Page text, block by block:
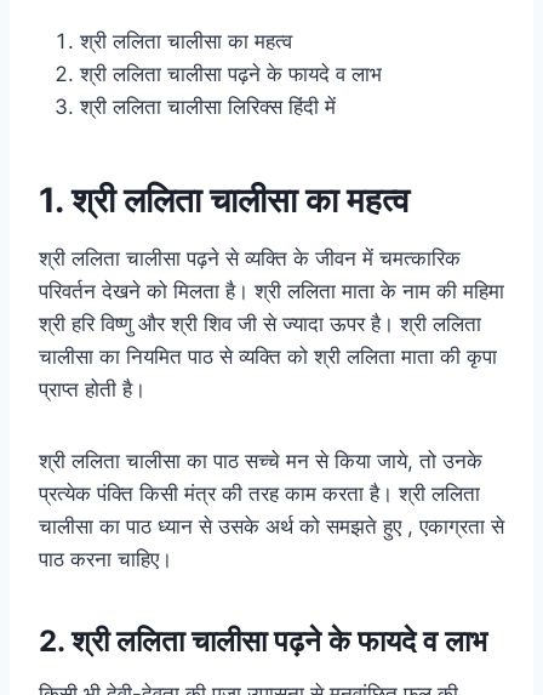
श्री ललिता चालीसा का महत्व
श्री ललिता चालीसा पढ़ने के फायदे व लाभ
श्री ललिता चालीसा लिरिक्स हिंदी में
1. श्री ललिता चालीसा का महत्व
श्री ललिता चालीसा पढ़ने से व्यक्ति के जीवन में चमत्कारिक
परिवर्तन देखने को मिलता है। श्री ललिता माता के नाम की महिमा
श्री हरि विष्णु और श्री शिव जी से ज्यादा ऊपर है। श्री ललिता
चालीसा का नियमित पाठ से व्यक्ति को श्री ललिता माता की कृपा
प्राप्त होती है।
श्री ललिता चालीसा का पाठ सच्चे मन से किया जाये, तो उनके
प्रत्येक पंक्ति किसी मंत्र की तरह काम करता है। श्री ललिता
चालीसा का पाठ ध्यान से उसके अर्थ को समझते हुए , एकाग्रता से
पाठ करना चाहिए।
2. श्री ललिता चालीसा पढ़ने के फायदे व लाभ